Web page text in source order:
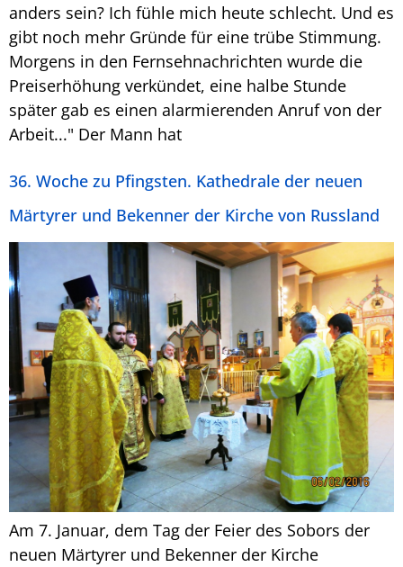
anders sein? Ich fühle mich heute schlecht. Und es
gibt noch mehr Gründe für eine trübe Stimmung.
Morgens in den Fernsehnachrichten wurde die
Preiserhöhung verkündet, eine halbe Stunde
später gab es einen alarmierenden Anruf von der
Arbeit..." Der Mann hat
36. Woche zu Pfingsten. Kathedrale der neuen
Märtyrer und Bekenner der Kirche von Russland
Am 7. Januar, dem Tag der Feier des Sobors der
neuen Märtyrer und Bekenner der Kirche